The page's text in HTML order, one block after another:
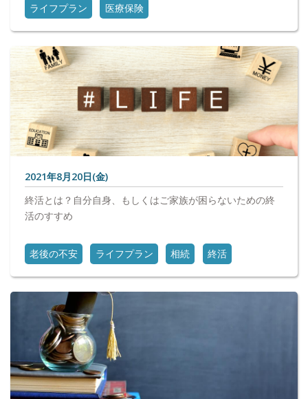
ライフプラン 医療保険
2021年8月20日(金)
終活とは？自分自身、もしくはご家族が困らないための終
活のすすめ
老後の不安 ライフプラン 相続 終活